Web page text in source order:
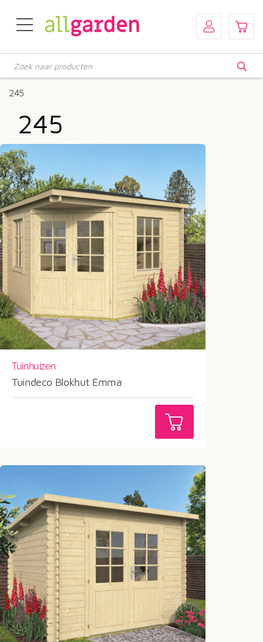
zoeken
245
245
Tuinhuizen
Tuindeco Blokhut Emma